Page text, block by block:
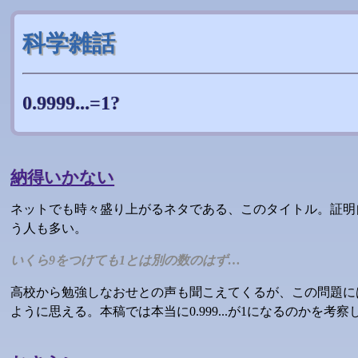
科学雑話
0.9999...=1?
納得いかない
ネットでも時々盛り上がるネタである、このタイトル。証
う人も多い。
いくら9をつけても1とは別の数のはず…
高校から勉強しなおせとの声も聞こえてくるが、この問題
ように思える。本稿では本当に0.999...が1になるのかを考察